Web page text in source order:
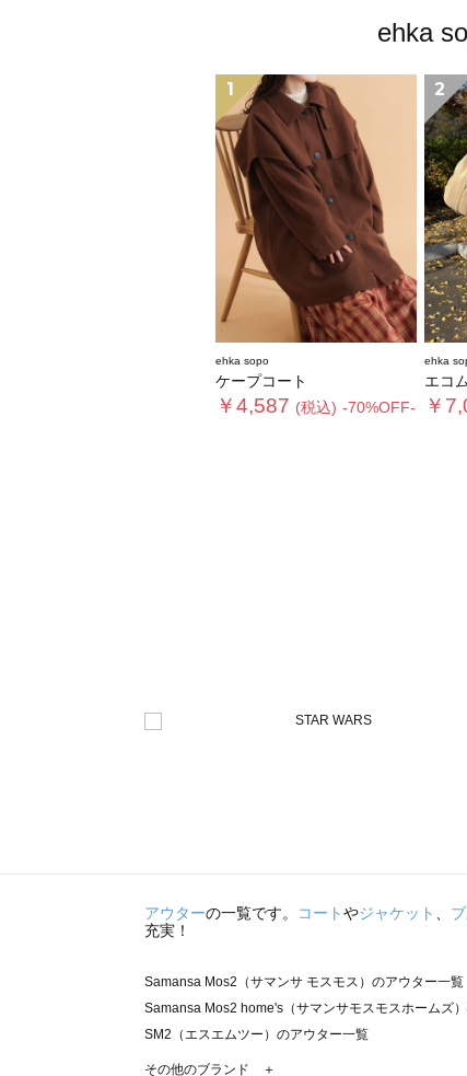
ehka
1
ehka sopo
ケープコート
￥4,587 (税込) -70%OFF-
2
ehka
エコ
￥
アウターの一覧です。 コートやジャケット 、
充実！
Samansa Mos2（サマンサ モスモス）のアウター一覧
Samansa Mos2 home's（サマンサモスモスホームズ
SM2（エスエムツー）のアウター一覧
TSUHARU by Samansa Mos2（ツハルバイサマンサ
その他のブランド ＋